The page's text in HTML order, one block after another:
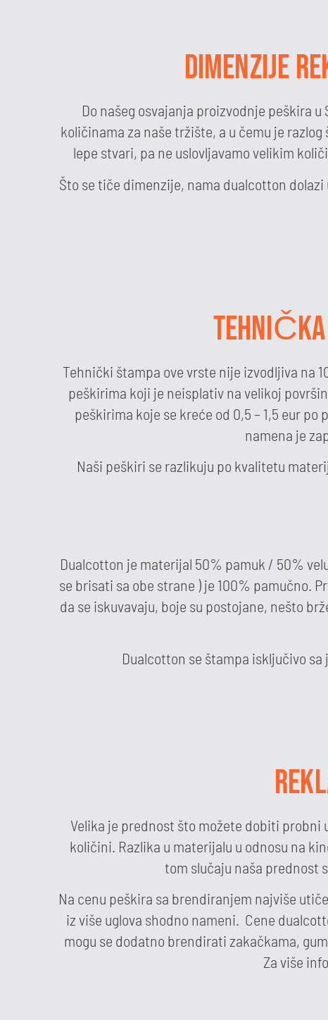
DIMENZIJE
Do našeg osvajanja proizvodnje peškira
količinama za naše tržište, a u čemu je
lepe stvari, pa ne uslovljavamo velikim
Što se tiče dimenzije, nama dualcotton
Tehnički štampa ove vrste nije izvodljiva na
peškirima koji je neisplativ na velikoj
peškirima koje se kreće od 0,5 – 1,5 eur
namena je
Naši peškiri se razlikuju po kvalitetu
Dualcotton je materijal 50% pamuk / 50%
se brisati sa obe strane ) je 100% pamučno.
da se iskuvavaju, boje su postojane, nešto
Dualcotton se štampa isključivo
Velika je prednost što možete dobiti probni
količini. Razlika u materijalu u odnosu na
tom slučaju naša prednost
Na cenu peškira sa brendiranjem najviše
iz više uglova shodno nameni. Cene
mogu se dodatno brendirati zakačkama,
Za više